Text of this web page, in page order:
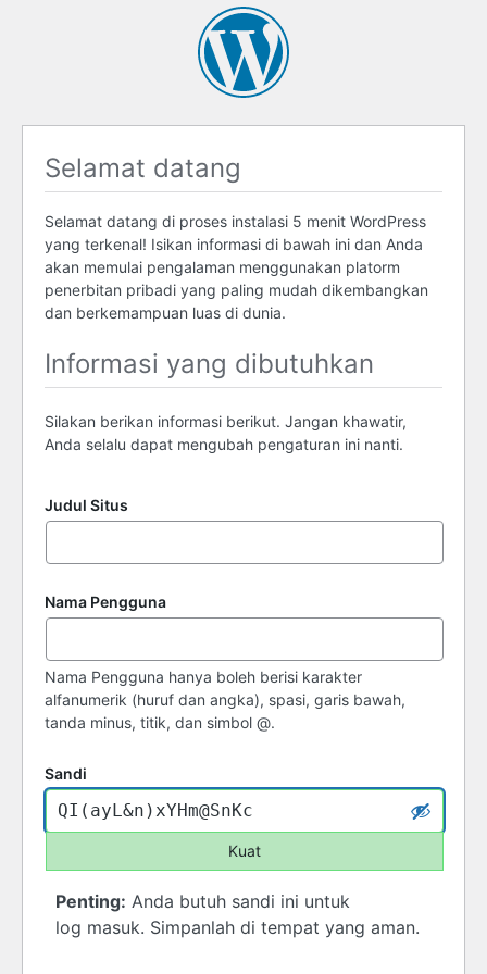
Selamat datang
Selamat datang di proses instalasi 5 menit WordPress
yang terkenal! Isikan informasi di bawah ini dan Anda
akan memulai pengalaman menggunakan platorm
penerbitan pribadi yang paling mudah dikembangkan
dan berkemampuan luas di dunia.
Informasi yang dibutuhkan
Silakan berikan informasi berikut. Jangan khawatir,
Anda selalu dapat mengubah pengaturan ini nanti.
Judul Situs
Nama Pengguna
Nama Pengguna hanya boleh berisi karakter
alfanumerik (huruf dan angka), spasi, garis bawah,
tanda minus, titik, dan simbol @.
Sandi
Kuat
Penting: Anda butuh sandi ini untuk
log masuk. Simpanlah di tempat yang aman.